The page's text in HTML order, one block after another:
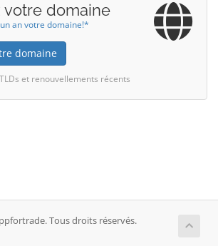
votre domaine
an votre domaine!*
domaine
et renouvellements récents
Tous droits réservés.